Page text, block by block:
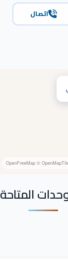
OpenFreeMap ©
اتصال
المتاحة